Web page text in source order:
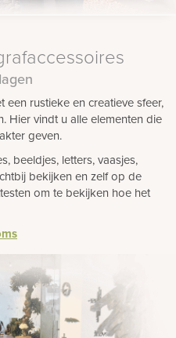
rustieke en creatieve sfeer,
Hier vindt u alle elementen die
geven.
beeldjes, letters, vaasjes,
bekijken en zelf op de
om te bekijken hoe het